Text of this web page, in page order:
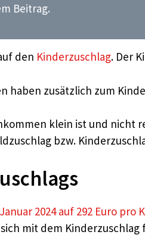
Beitrag.
den Kinderzuschlag. Der
haben zusätzlich zum
klein ist und
bzw.
2024 auf 292 Euro pro
mit dem